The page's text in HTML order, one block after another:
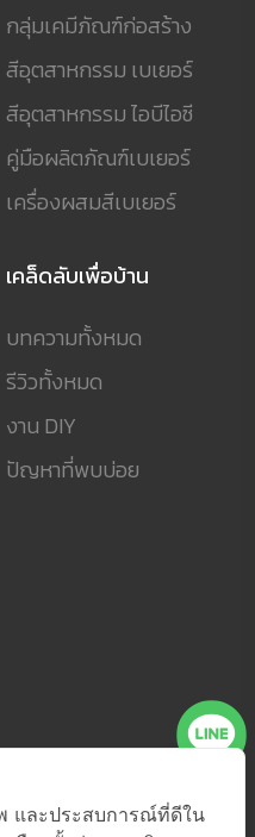
กลุ่มเคมีภัณฑ์ก่อสร้าง
สีอุตสาหกรรม เบเยอร์
สีอุตสาหกรรม ไอบีไอซี
คู่มือผลิตภัณฑ์เบเยอร์
เครื่องผสมสีเบเยอร์
เคล็ดลับเพื่อบ้าน
บทความทั้งหมด
รีวิวทั้งหมด
งาน DIY
ปัญหาที่พบบ่อย
และประสบการณ์ที่ดีใน